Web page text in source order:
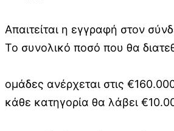
Απαιτείται η εγγραφή στον
Το συνολικό ποσό που θα
ομάδες ανέρχεται στις
κάθε κατηγορία θα λάβει